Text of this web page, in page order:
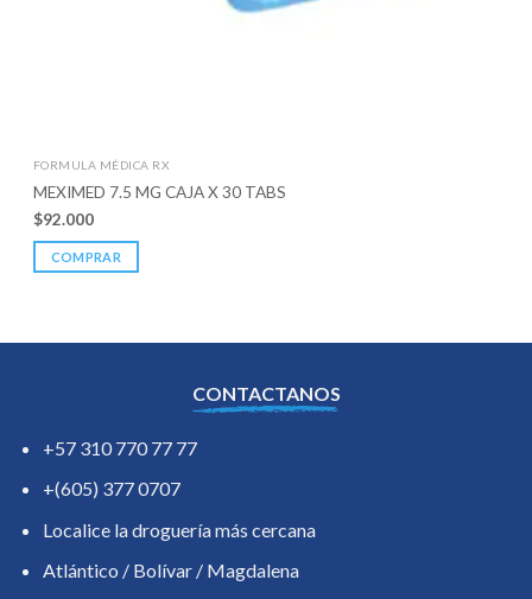
FORMULA MÉDICA RX
MEXIMED 7.5 MG CAJA X 30 TABS
$92.000
COMPRAR
CONTACTANOS
+57 310 770 77 77
+(605) 377 0707
Localice la droguería más cercana
Atlántico / Bolívar / Magdalena